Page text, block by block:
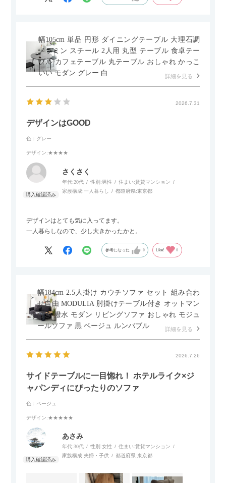
かなというのも気になります。
幅105cm 単品 円形 ダイニングテーブル 大理石調
メラミン スチール 2人用 丸型 テーブル 食卓テー
ブル カフェテーブル 丸テーブル おしゃれ かっこ
いい モダン グレー 白
詳細を見る
2026.7.31
デザインはGOOD
色：グレー
デザイン:★★★★
さくさく
年代:20代 性別:男性 住まい:賃貸マンション
家族構成:一人暮らし 都道府県:東京都
デザインはとても気に入ってます。
一人暮らしなので、少し大きかったかと。
参考になった 0 Like! 0
幅184cm 2.5人掛け カウチソファ セット 組み合わ
せ自由 MODULIA 肘掛けテーブル付き オットマン
付き 撥水 モダン リビングソファ おしゃれ モジュ
ールソファ 黒 ベージュ ルンバブル
詳細を見る
2026.7.26
サイドテーブルに一目惚れ！ ホテルライク×ジ
ャパンディにぴったりのソファ
色：ベージュ
デザイン:★★★★★
あさみ
年代:30代 性別:女性 住まい:賃貸マンション
家族構成:夫婦・子供 都道府県:東京都